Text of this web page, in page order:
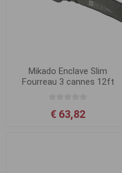
Mikado Enclave Slim
Fourreau 3 cannes 12ft
€ 63,82